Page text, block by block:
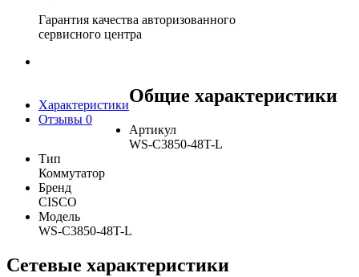
Гарантия качества авторизованного
сервисного центра
Характеристики
Отзывы 0
Общие характеристики
Артикул
WS-C3850-48T-L
Тип
Коммутатор
Бренд
CISCO
Модель
WS-C3850-48T-L
Сетевые характеристики